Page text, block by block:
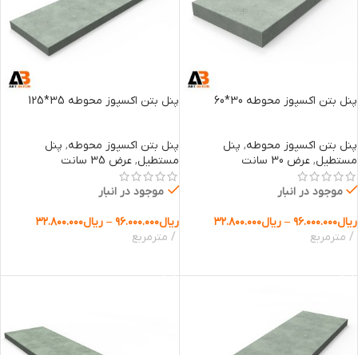
پنل بتن اکسپوز محوطه 30*60
پنل بتن اکسپوز محوطه, پنل
مستطیل, عرض 30 سانت
موجود در انبار
ریال۹۶.۰۰۰.۰۰۰ – ریال۳۲.۸۰۰.۰۰۰
مترمربع
پنل بتن اکسپوز محوطه 35*125
پنل بتن اکسپوز محوطه, پنل
مستطیل, عرض 35 سانت
موجود در انبار
ریال۹۶.۰۰۰.۰۰۰ – ریال۳۲.۸۰۰.۰۰۰
مترمربع